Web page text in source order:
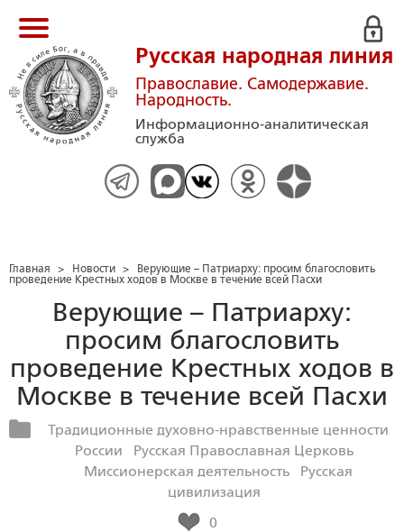
Русская народная линия
Православие. Самодержавие.
Народность.
Информационно-аналитическая
служба
Главная > Новости >
Верующие – Патриарху: просим благословить
проведение Крестных ходов в Москве в течение всей Пасхи
Верующие – Патриарху:
просим благословить
проведение Крестных ходов в
Москве в течение всей Пасхи
Традиционные духовно-нравственные ценности
России
Русская Православная Церковь
Миссионерская деятельность
Русская
цивилизация
0